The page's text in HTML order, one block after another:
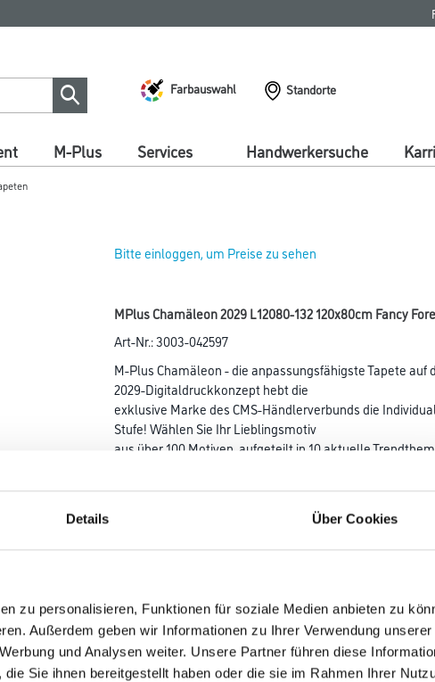
Details Über Cookies
zu personalisieren, Funktionen für soziale Medien anbieten zu
Außerdem geben wir Informationen zu Ihrer Verwendung unserer
und Analysen weiter. Unsere Partner führen diese
Sie ihnen bereitgestellt haben oder die sie im Rahmen Ihrer
Farbauswahl
Standorte
M-Plus Services Handwerkersuche
Bitte einloggen, um Preise zu sehen
MPlus Chamäleon 2029 L12080-132 120x80cm Fancy
Art-Nr.:3003-042597
M-Plus Chamäleon - die anpassungsfähigste Tapete
2029-Digitaldruckkonzept hebt die
exklusive Marke des CMS-Händlerverbunds die
Stufe! Wählen Sie Ihr Lieblingsmotiv
aus über 100 Motiven, aufgeteilt in 10 aktuelle
umsetzen! M-Plus Chamäleon 2029-Tapeten lassen
Sie so Ihre Digitaldrucktapete genau auf
Breite in centimeter